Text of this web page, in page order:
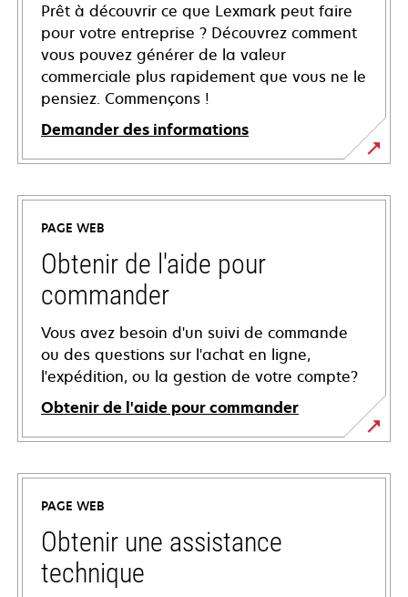
Prêt à découvrir ce que Lexmark peut faire
pour votre entreprise ? Découvrez comment
vous pouvez générer de la valeur
commerciale plus rapidement que vous ne le
pensiez. Commençons !
Demander des informations
PAGE WEB
Obtenir de l'aide pour
commander
Vous avez besoin d'un suivi de commande
ou des questions sur l'achat en ligne,
l'expédition, ou la gestion de votre compte?
Obtenir de l'aide pour commander
PAGE WEB
Obtenir une assistance
technique